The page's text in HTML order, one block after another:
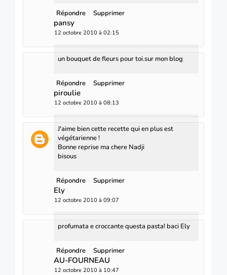
Répondre Supprimer
pansy
12 octobre 2010 à 02:15
un bouquet de fleurs pour toi.sur mon blog
Répondre Supprimer
piroulie
12 octobre 2010 à 08:13
J'aime bien cette recette qui en plus est
végétarienne !
Bonne reprise ma chere Nadji
bisous
Répondre Supprimer
Ely
12 octobre 2010 à 09:07
profumata e croccante questa pasta! baci Ely
Répondre Supprimer
AU-FOURNEAU
12 octobre 2010 à 10:47